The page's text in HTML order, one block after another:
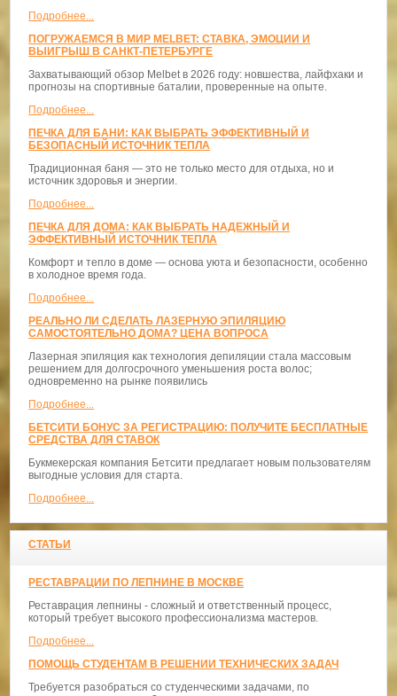
Подробнее...
ПОГРУЖАЕМСЯ В МИР MELBET: СТАВКА, ЭМОЦИИ И
ВЫИГРЫШ В САНКТ-ПЕТЕРБУРГЕ
Захватывающий обзор Melbet в 2026 году: новшества, лайфхаки и
прогнозы на спортивные баталии, проверенные на опыте.
Подробнее...
ПЕЧКА ДЛЯ БАНИ: КАК ВЫБРАТЬ ЭФФЕКТИВНЫЙ И
БЕЗОПАСНЫЙ ИСТОЧНИК ТЕПЛА
Традиционная баня — это не только место для отдыха, но и
источник здоровья и энергии.
Подробнее...
ПЕЧКА ДЛЯ ДОМА: КАК ВЫБРАТЬ НАДЕЖНЫЙ И
ЭФФЕКТИВНЫЙ ИСТОЧНИК ТЕПЛА
Комфорт и тепло в доме — основа уюта и безопасности, особенно
в холодное время года.
Подробнее...
РЕАЛЬНО ЛИ СДЕЛАТЬ ЛАЗЕРНУЮ ЭПИЛЯЦИЮ
САМОСТОЯТЕЛЬНО ДОМА? ЦЕНА ВОПРОСА
Лазерная эпиляция как технология депиляции стала массовым
решением для долгосрочного уменьшения роста волос;
одновременно на рынке появились
Подробнее...
БЕТСИТИ БОНУС ЗА РЕГИСТРАЦИЮ: ПОЛУЧИТЕ БЕСПЛАТНЫЕ
СРЕДСТВА ДЛЯ СТАВОК
Букмекерская компания Бетсити предлагает новым пользователям
выгодные условия для старта.
Подробнее...
СТАТЬИ
РЕСТАВРАЦИИ ПО ЛЕПНИНЕ В МОСКВЕ
Реставрация лепнины - сложный и ответственный процесс,
который требует высокого профессионализма мастеров.
Подробнее...
ПОМОЩЬ СТУДЕНТАМ В РЕШЕНИИ ТЕХНИЧЕСКИХ ЗАДАЧ
Требуется разобраться со студенческими задачами, по